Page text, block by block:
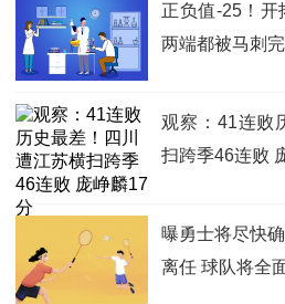
正负值-25！
两端都被马刺
观察：41连败
扫跨季46连败
曝勇士将尽快
离任 球队将全